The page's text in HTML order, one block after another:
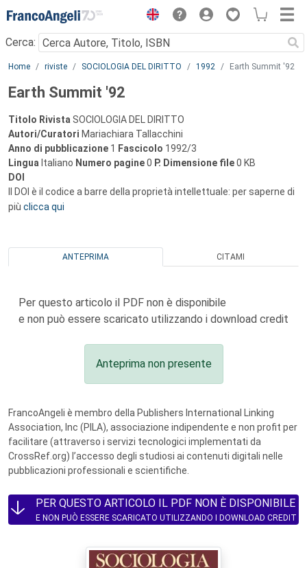
Menu
Cerca:
Main content
Home riviste SOCIOLOGIA DEL DIRITTO 1992 Earth Summit '92
Earth Summit '92
Titolo Rivista SOCIOLOGIA DEL DIRITTO
Autori/Curatori Mariachiara Tallacchini
Anno di pubblicazione 1 Fascicolo 1992/3
Lingua Italiano Numero pagine0 P. Dimensione file0 KB
DOI
Il DOI è il codice a barre della proprietà intellettuale: per saperne di
più clicca qui
ANTEPRIMA CITAMI
Per questo articolo il PDF non è disponibile
e non può essere scaricato utilizzando i download credit
Anteprima non presente
FrancoAngeli è membro della Publishers International Linking
Association, Inc (PILA), associazione indipendente e non profit per
facilitare (attraverso i servizi tecnologici implementati da
CrossRef.org) l’accesso degli studiosi ai contenuti digitali nelle
pubblicazioni professionali e scientifiche.
PER QUESTO ARTICOLO IL PDF NON È DISPONIBILE
E NON PUÒ ESSERE SCARICATO UTILIZZANDO I DOWNLOAD CREDIT